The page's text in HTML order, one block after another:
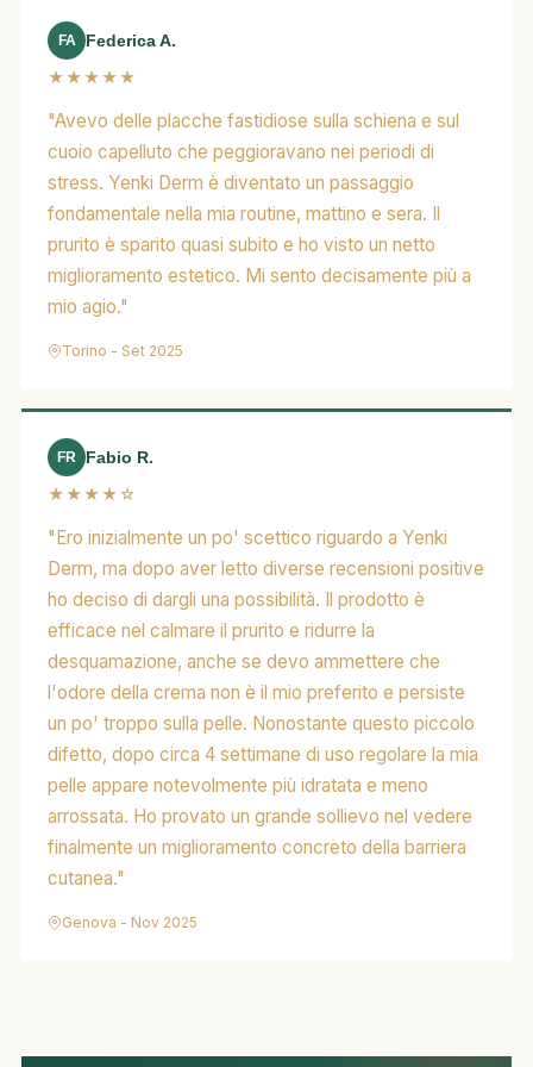
FA
Federica A.
★★★★★
"Avevo delle placche fastidiose sulla schiena e sul
cuoio capelluto che peggioravano nei periodi di
stress. Yenki Derm è diventato un passaggio
fondamentale nella mia routine, mattino e sera. Il
prurito è sparito quasi subito e ho visto un netto
miglioramento estetico. Mi sento decisamente più a
mio agio."
Torino - Set 2025
FR
Fabio R.
★★★★☆
"Ero inizialmente un po' scettico riguardo a Yenki
Derm, ma dopo aver letto diverse recensioni positive
ho deciso di dargli una possibilità. Il prodotto è
efficace nel calmare il prurito e ridurre la
desquamazione, anche se devo ammettere che
l'odore della crema non è il mio preferito e persiste
un po' troppo sulla pelle. Nonostante questo piccolo
difetto, dopo circa 4 settimane di uso regolare la mia
pelle appare notevolmente più idratata e meno
arrossata. Ho provato un grande sollievo nel vedere
finalmente un miglioramento concreto della barriera
cutanea."
Genova - Nov 2025